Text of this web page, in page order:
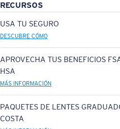
RECURSOS
USA TU SEGURO
DESCUBRE CÓMO
APROVECHA TUS BENEFICIOS
HSA
MÁS INFORMACIÓN
PAQUETES DE LENTES
COSTA